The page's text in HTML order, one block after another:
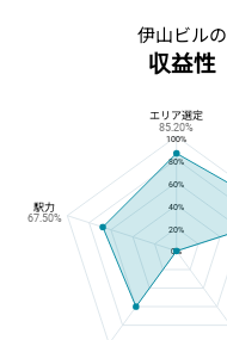
伊山ビルの
収益性
伊山ビルの収益性
100%
80%
60%
40%
20%
0%
エリア選定
85.20%
駅力
67.50%